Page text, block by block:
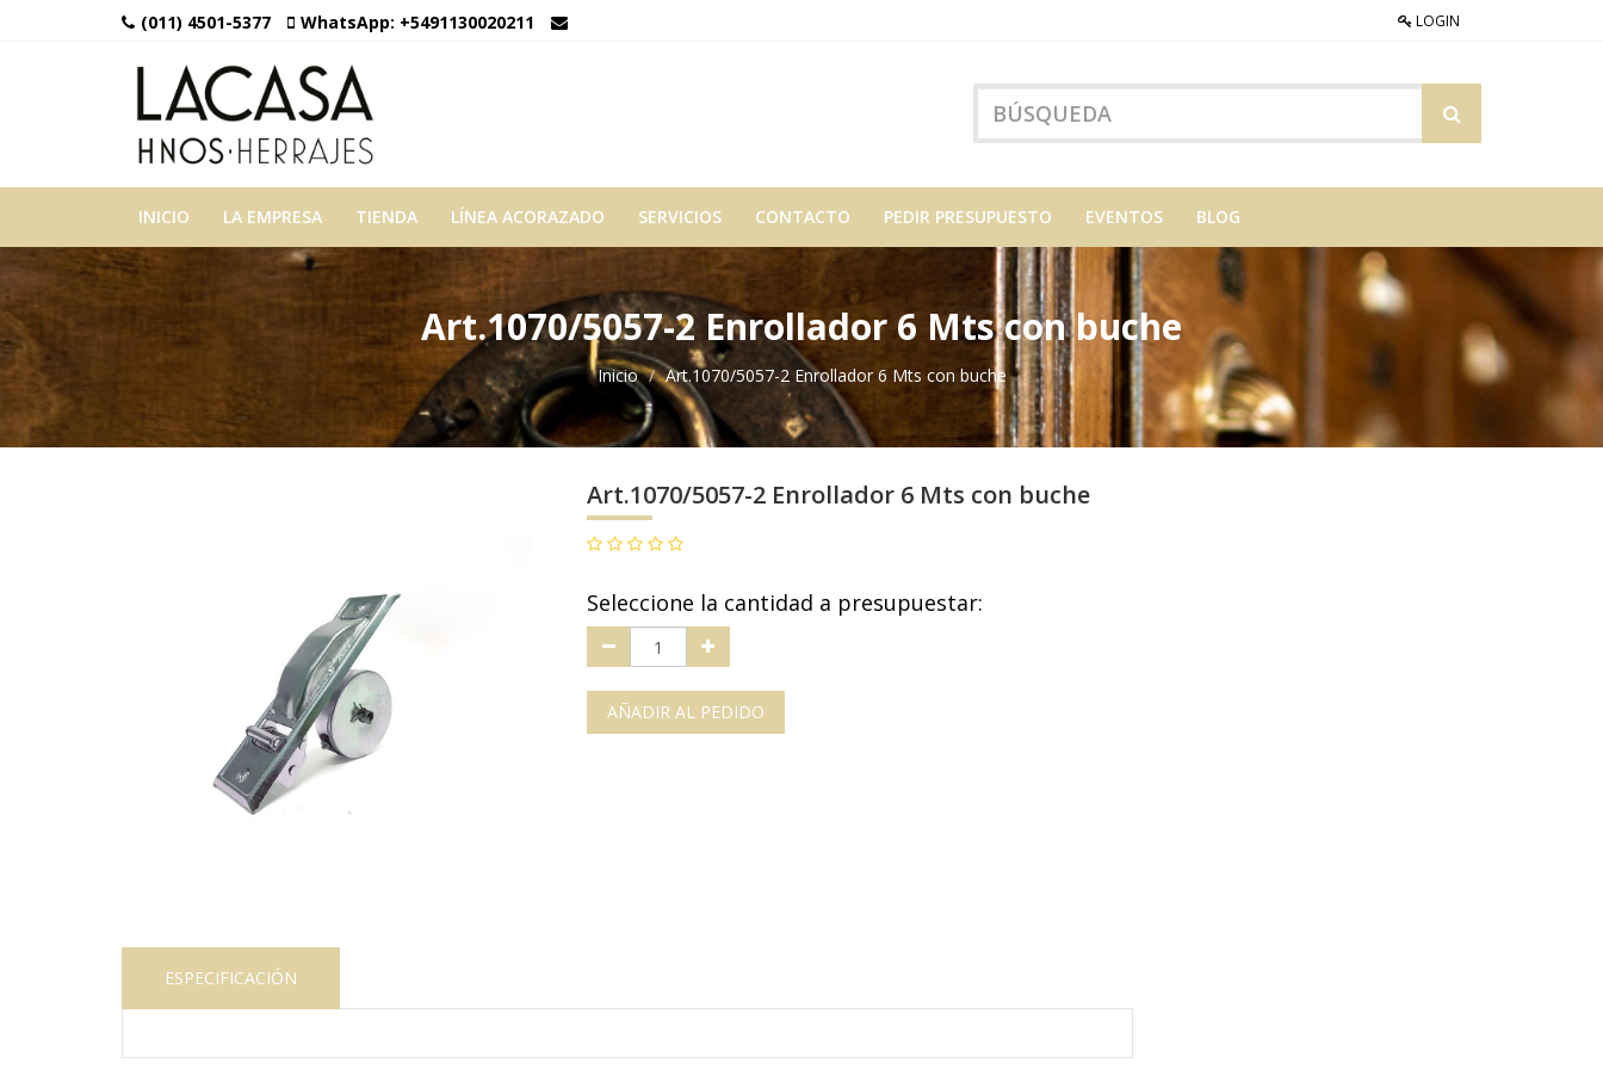
(011) 4501-5377 WhatsApp: +5491130020211 LOGIN
INICIO LA EMPRESA TIENDA LÍNEA ACORAZADO SERVICIOS CONTACTO PEDIR PRESUPUESTO EVENTOS BLOG
Art.1070/5057-2 Enrollador 6 Mts con buche
Inicio Art.1070/5057-2 Enrollador 6 Mts con buche
Art.1070/5057-2 Enrollador 6 Mts con buche
Seleccione la cantidad a presupuestar:
AÑADIR AL PEDIDO
ESPECIFICACIÓN